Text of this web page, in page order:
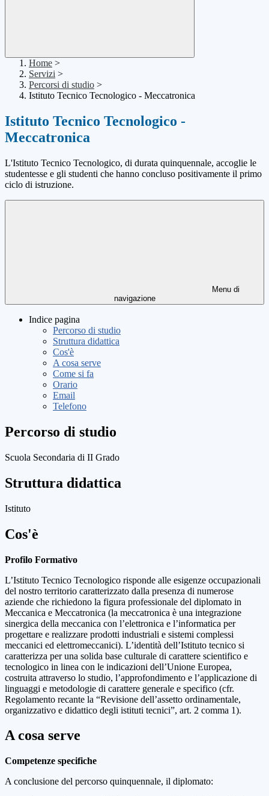
Home >
Servizi >
Percorsi di studio >
Istituto Tecnico Tecnologico - Meccatronica
Istituto Tecnico Tecnologico -
Meccatronica
L'Istituto Tecnico Tecnologico, di durata quinquennale, accoglie le
studentesse e gli studenti che hanno concluso positivamente il primo
ciclo di istruzione.
Menu di
navigazione
Indice pagina
Percorso di studio
Struttura didattica
Cos'è
A cosa serve
Come si fa
Orario
Email
Telefono
Percorso di studio
Scuola Secondaria di II Grado
Struttura didattica
Istituto
Cos'è
Profilo Formativo
L’Istituto Tecnico Tecnologico risponde alle esigenze occupazionali
del nostro territorio caratterizzato dalla presenza di numerose
aziende che richiedono la figura professionale del diplomato in
Meccanica e Meccatronica (la meccatronica è una integrazione
sinergica della meccanica con l’elettronica e l’informatica per
progettare e realizzare prodotti industriali e sistemi complessi
meccanici ed elettromeccanici). L’identità dell’Istituto tecnico si
caratterizza per una solida base culturale di carattere scientifico e
tecnologico in linea con le indicazioni dell’Unione Europea,
costruita attraverso lo studio, l’approfondimento e l’applicazione di
linguaggi e metodologie di carattere generale e specifico (cfr.
Regolamento recante la “Revisione dell’assetto ordinamentale,
organizzativo e didattico degli istituti tecnici”, art. 2 comma 1).
A cosa serve
Competenze specifiche
A conclusione del percorso quinquennale, il diplomato: